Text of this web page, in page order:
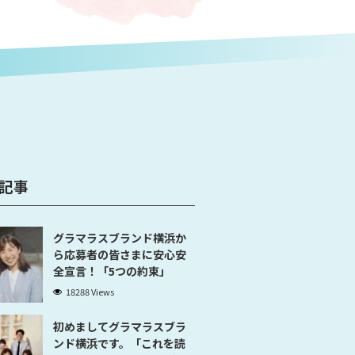
事
グラマラスブランド横浜か
ら応募者の皆さまに安心安
全宣言！「5つの約束」
18288 Views
初めましてグラマラスブラ
ンド横浜です。「これを読